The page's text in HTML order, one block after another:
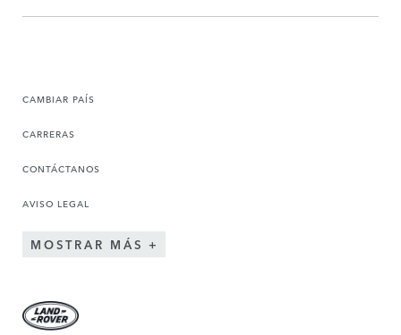
CAMBIAR PAÍS
CARRERAS
CONTÁCTANOS
AVISO LEGAL
MOSTRAR MÁS